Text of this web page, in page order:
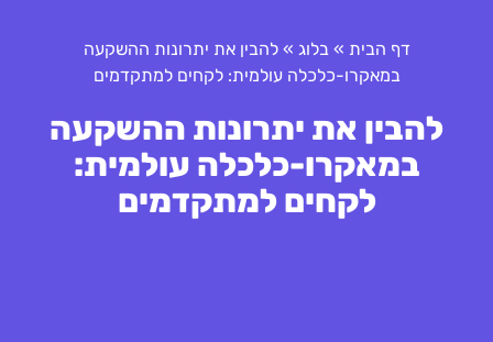
דף הבית »בלוג »להבין את יתרונות ההשקעה
במאקרו-כלכלה עולמית: לקחים למתקדמים
להבין את יתרונות ההשקעה
במאקרו-כלכלה עולמית:
לקחים למתקדמים